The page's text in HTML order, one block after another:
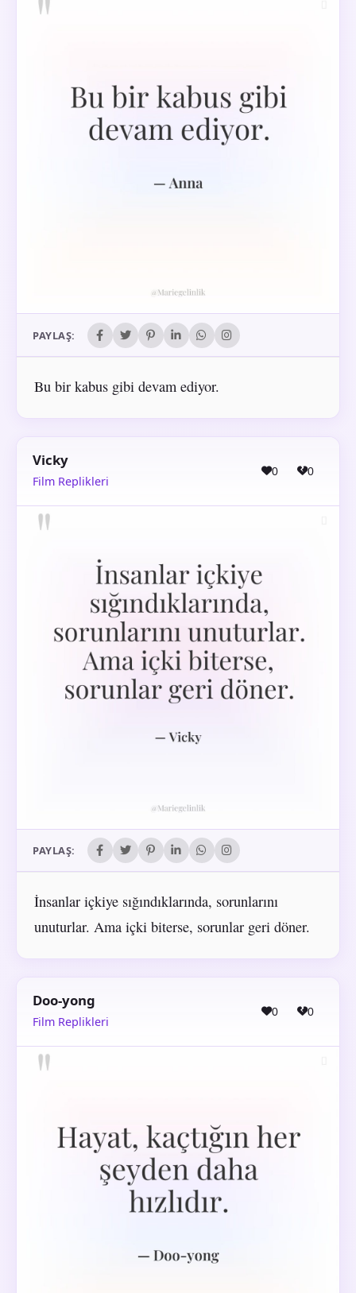
PAYLAŞ:
Bu bir kabus gibi devam ediyor.
Vicky
Film Replikleri
0 0
PAYLAŞ:
İnsanlar içkiye sığındıklarında, sorunlarını
unuturlar. Ama içki biterse, sorunlar geri döner.
Doo-yong
Film Replikleri
0 0